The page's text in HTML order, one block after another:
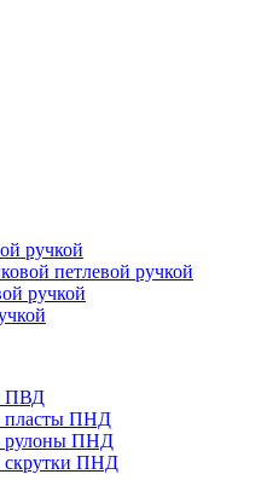
ручкой
петлевой ручкой
ручкой
ПВД
пласты ПНД
рулоны ПНД
скрутки ПНД